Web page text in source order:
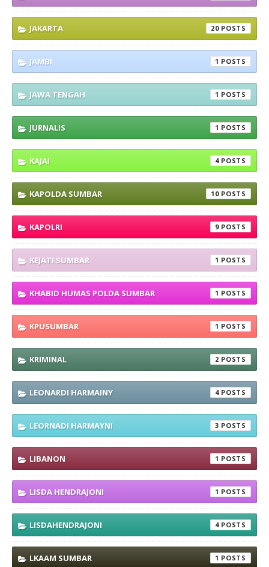
JAKARTA 20
JAMBI 1
JAWA TENGAH 1
JURNALIS 1
KAJAI 4
KAPOLDA SUMBAR 10
KAPOLRI 9
KEJATI SUMBAR 1
KHABID HUMAS POLDA SUMBAR 1
KPUSUMBAR 1
KRIMINAL 2
LEONARDI HARMAINY 4
LEORNADI HARMAYNI 3
LIBANON 1
LISDA HENDRAJONI 1
LISDAHENDRAJONI 4
LKAAM SUMBAR 1